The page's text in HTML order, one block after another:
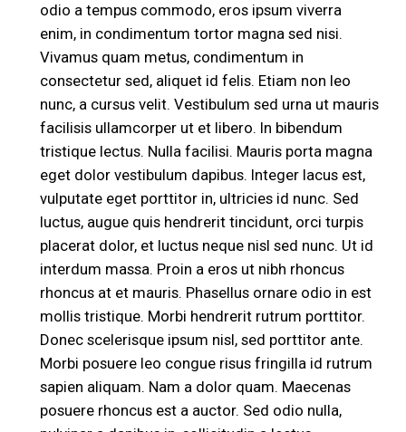
odio a tempus commodo, eros ipsum viverra
enim, in condimentum tortor magna sed nisi.
Vivamus quam metus, condimentum in
consectetur sed, aliquet id felis. Etiam non leo
nunc, a cursus velit. Vestibulum sed urna ut mauris
facilisis ullamcorper ut et libero. In bibendum
tristique lectus. Nulla facilisi. Mauris porta magna
eget dolor vestibulum dapibus. Integer lacus est,
vulputate eget porttitor in, ultricies id nunc. Sed
luctus, augue quis hendrerit tincidunt, orci turpis
placerat dolor, et luctus neque nisl sed nunc. Ut id
interdum massa. Proin a eros ut nibh rhoncus
rhoncus at et mauris. Phasellus ornare odio in est
mollis tristique. Morbi hendrerit rutrum porttitor.
Donec scelerisque ipsum nisl, sed porttitor ante.
Morbi posuere leo congue risus fringilla id rutrum
sapien aliquam. Nam a dolor quam. Maecenas
posuere rhoncus est a auctor. Sed odio nulla,